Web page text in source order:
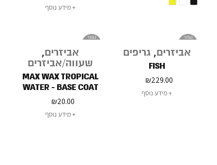
מידע נוסף
נגמר
אביזרים, גריפים
FISH
₪229.00
מידע נוסף
נגמר
אביזרים,
שעווה/אביזרים
MAX WAX TROPICAL
WATER - BASE COAT
WAX 75G
₪20.00
מידע נוסף